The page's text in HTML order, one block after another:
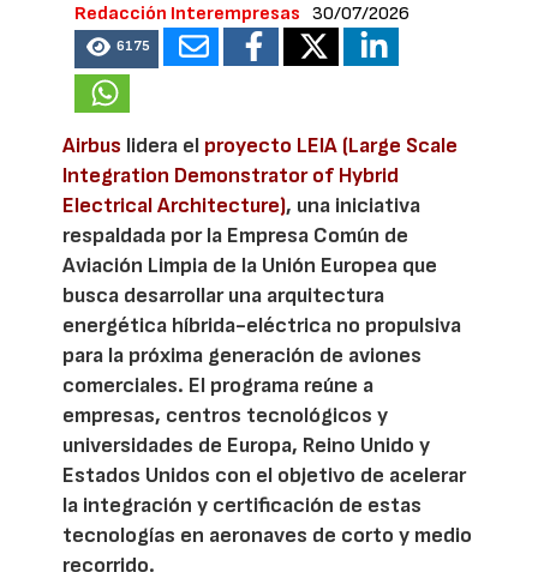
Redacción Interempresas 30/07/2026
6175
Airbus lidera el proyecto LEIA (Large Scale
Integration Demonstrator of Hybrid
Electrical Architecture), una iniciativa
respaldada por la Empresa Común de
Aviación Limpia de la Unión Europea que
busca desarrollar una arquitectura
energética híbrida-eléctrica no propulsiva
para la próxima generación de aviones
comerciales. El programa reúne a
empresas, centros tecnológicos y
universidades de Europa, Reino Unido y
Estados Unidos con el objetivo de acelerar
la integración y certificación de estas
tecnologías en aeronaves de corto y medio
recorrido.